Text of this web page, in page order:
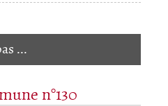
...
n°130